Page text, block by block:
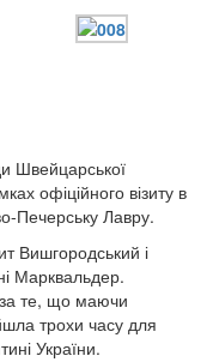
Швейцарської
офіційного візиту в
Печерську Лавру.
Вишгородський і
Марквальдер.
за те, що маючи
трохи часу для
України.